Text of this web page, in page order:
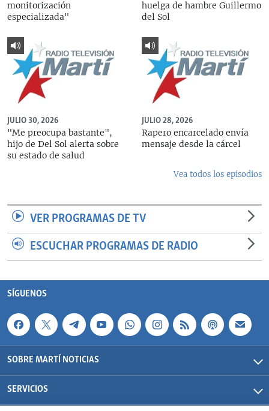
monitorización
especializada"
huelga de hambre Guillermo
del Sol
JULIO 30, 2026
"Me preocupa bastante",
hijo de Del Sol alerta sobre
su estado de salud
JULIO 28, 2026
Rapero encarcelado envía
mensaje desde la cárcel
Vea todos los episodios
VER PROGRAMAS DE TV
ESCUCHAR PROGRAMAS DE RADIO
SÍGUENOS
SOBRE MARTÍ NOTICIAS
SERVICIOS